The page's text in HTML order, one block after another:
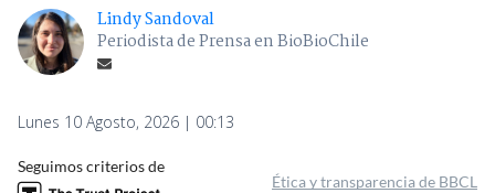
Lindy Sandoval
Periodista de Prensa en BioBioChile
Lunes 10 Agosto, 2026 | 00:13
Seguimos criterios de
Ética y transparencia de BBCL